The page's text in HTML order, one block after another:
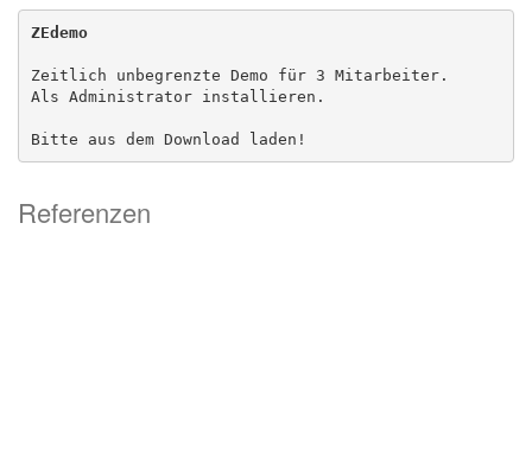
ZEdemo
Zeitlich unbegrenzte Demo für 3 Mitarbeiter.
Als Administrator installieren.
Bitte aus dem Download laden!
Referenzen